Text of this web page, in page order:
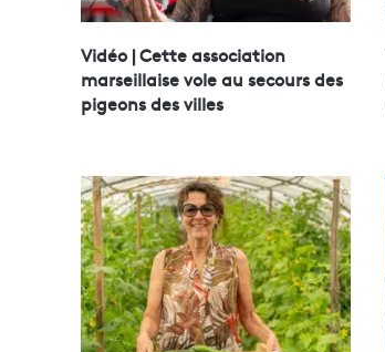
Vidéo | Cette association
marseillaise vole au secours des
pigeons des villes